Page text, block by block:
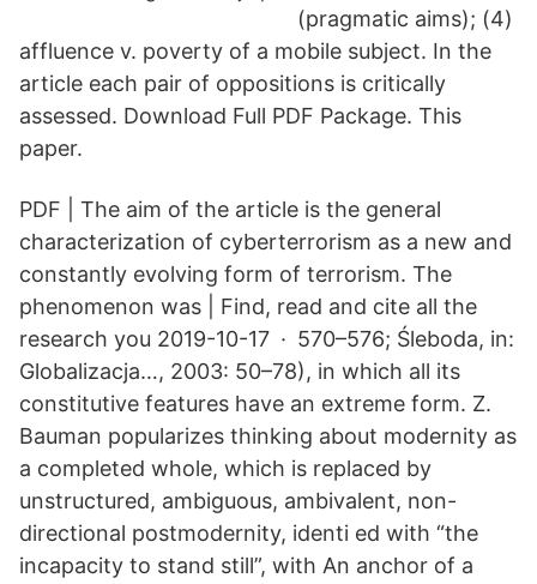
(pragmatic aims); (4)
affluence v. poverty of a mobile subject. In the
article each pair of oppositions is critically
assessed. Download Full PDF Package. This
paper.
PDF | The aim of the article is the general
characterization of cyberterrorism as a new and
constantly evolving form of terrorism. The
phenomenon was | Find, read and cite all the
research you 2019-10-17 · 570–576; Śleboda, in:
Globalizacja…, 2003: 50–78), in which all its
constitutive features have an extreme form. Z.
Bauman popularizes thinking about modernity as
a completed whole, which is replaced by
unstructured, ambiguous, ambivalent, non-
directional postmodernity, identi ed with “the
incapacity to stand still”, with An anchor of a